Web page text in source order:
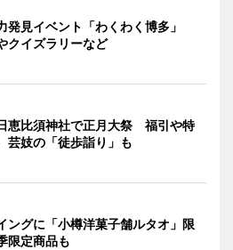
発見イベント「わくわく博多」
クイズラリーなど
恵比須神社で正月大祭 福引や特
芸妓の「徒歩詣り」も
ングに「小樽洋菓子舗ルタオ」限
定商品も